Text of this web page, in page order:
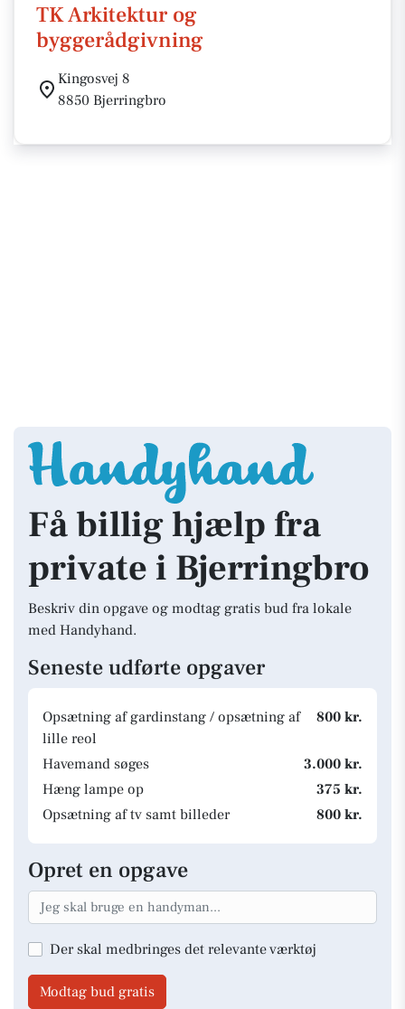
TK Arkitektur og
byggerådgivning
Kingosvej 8
8850 Bjerringbro
Få billig hjælp fra
private i Bjerringbro
Beskriv din opgave og modtag gratis bud fra lokale
med Handyhand.
Seneste udførte opgaver
Opsætning af gardinstang / opsætning af
lille reol
800 kr.
Havemand søges
3.000 kr.
Hæng lampe op
375 kr.
Opsætning af tv samt billeder
800 kr.
Opret en opgave
Der skal medbringes det relevante værktøj
Modtag bud gratis